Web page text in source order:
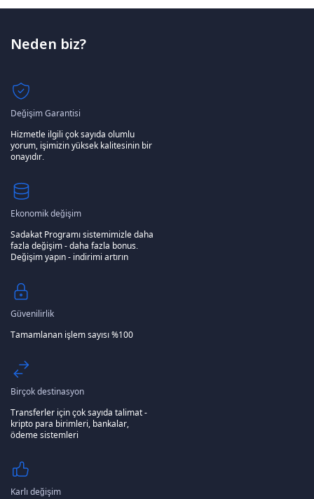
Neden biz?
Değişim Garantisi
Hizmetle ilgili çok sayıda olumlu
yorum, işimizin yüksek kalitesinin bir
onayıdır.
Ekonomik değişim
Sadakat Programı sistemimizle daha
fazla değişim - daha fazla bonus.
Değişim yapın - indirimi artırın
Güvenilirlik
Tamamlanan işlem sayısı %100
Birçok destinasyon
Transferler için çok sayıda talimat -
kripto para birimleri, bankalar,
ödeme sistemleri
Karlı değişim